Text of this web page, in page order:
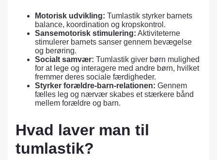
Motorisk udvikling: Tumlastik styrker barnets
balance, koordination og kropskontrol.
Sansemotorisk stimulering: Aktiviteterne
stimulerer barnets sanser gennem bevægelse
og berøring.
Socialt samvær: Tumlastik giver børn mulighed
for at lege og interagere med andre børn, hvilket
fremmer deres sociale færdigheder.
Styrker forældre-barn-relationen: Gennem
fælles leg og nærvær skabes et stærkere bånd
mellem forældre og barn.
Hvad laver man til
tumlastik?